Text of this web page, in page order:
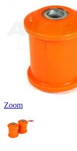
Zoom